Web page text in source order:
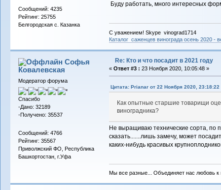
Сообщений: 4235
Рейтинг: 25755
Белгородская с. Казанка
Буду работать, много интересных
С уважением! Skype vinograd1714
Каталог саженцев винограда осень 2020 -
Софья
Ковалевская
Модератор форума
Спасибо
-Дано: 32189
-Получено: 35537
Сообщений: 4766
Рейтинг: 35567
Приволжский ФО, Республика
Башкортостан, г.Уфа
Re: Кто и что посадит в 2021 году
« Ответ #3 : 23 Ноября 2020, 10:05:48 »
Цитата: Prianar от 22 Ноября 2020, 23:18:22
Как опытные старшие товарищи
виноградника?
Не выращиваю технические сорта, по
сказать.......лишь замечу, может
каких-нибудь красивых
Мы все разные... Объединяет нас любовь к